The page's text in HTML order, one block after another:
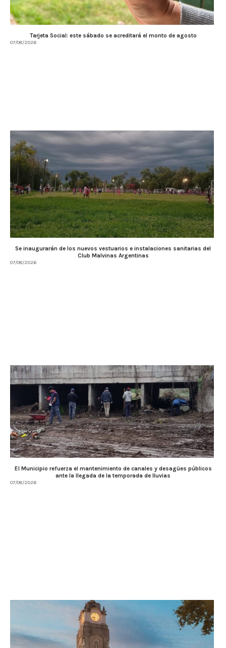
Tarjeta Social: este sábado se acreditará el monto de agosto
07/08/2026
Se inaugurarán de los nuevos vestuarios e instalaciones sanitarias del
Club Malvinas Argentinas
07/08/2026
El Municipio refuerza el mantenimiento de canales y desagües públicos
ante la llegada de la temporada de lluvias
07/08/2026